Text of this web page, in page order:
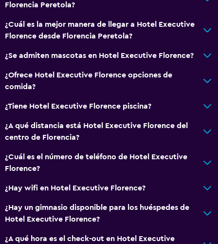
Florencia Peretola?
¿Cuál es la mejor manera de llegar a Hotel Executive
Florence desde Florencia Peretola?
¿Se admiten mascotas en Hotel Executive Florence?
¿Ofrece Hotel Executive Florence opciones de
comida?
¿Tiene Hotel Executive Florence piscina?
¿A qué distancia está Hotel Executive Florence del
centro de Florencia?
¿Cuál es el número de teléfono de Hotel Executive
Florence?
¿Hay wifi en Hotel Executive Florence?
¿Hay un gimnasio disponible para los huéspedes de
Hotel Executive Florence?
¿A qué hora es el check-out en Hotel Executive